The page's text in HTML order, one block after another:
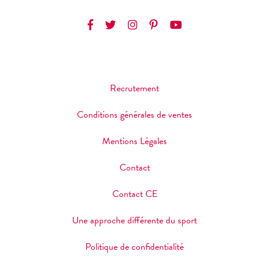
Recrutement
Conditions générales de ventes
Mentions Légales
Contact
Contact CE
Une approche différente du sport
Politique de confidentialité